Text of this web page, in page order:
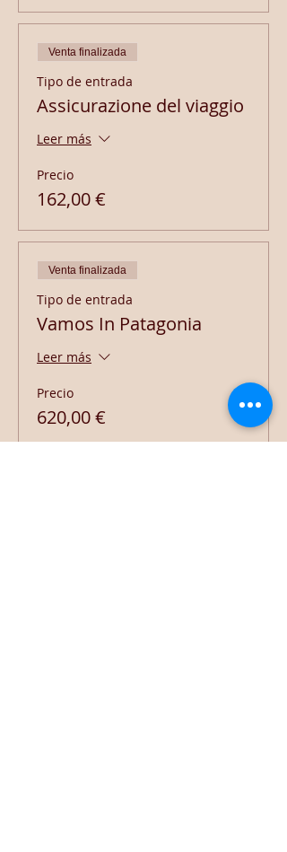
Venta finalizada
Tipo de entrada
Assicurazione del viaggio
Leer más
Precio
162,00 €
Venta finalizada
Tipo de entrada
Vamos In Patagonia
Leer más
Precio
620,00 €